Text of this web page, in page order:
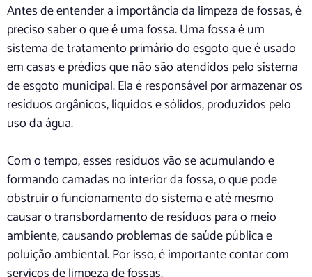
Antes de entender a importância da limpeza de fossas, é
preciso saber o que é uma fossa. Uma fossa é um
sistema de tratamento primário do esgoto que é usado
em casas e prédios que não são atendidos pelo sistema
de esgoto municipal. Ela é responsável por armazenar os
resíduos orgânicos, líquidos e sólidos, produzidos pelo
uso da água.
Com o tempo, esses resíduos vão se acumulando e
formando camadas no interior da fossa, o que pode
obstruir o funcionamento do sistema e até mesmo
causar o transbordamento de resíduos para o meio
ambiente, causando problemas de saúde pública e
poluição ambiental. Por isso, é importante contar com